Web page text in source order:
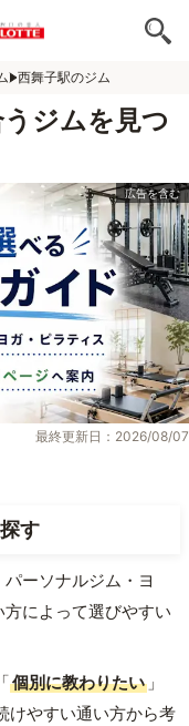
西舞子駅のジム
ジムを見つ
最終更新日：2026/08/07
す
ーソナルジム・ヨ
によって選びやすい
個別に教わりたい 」
けやすい通い方から考